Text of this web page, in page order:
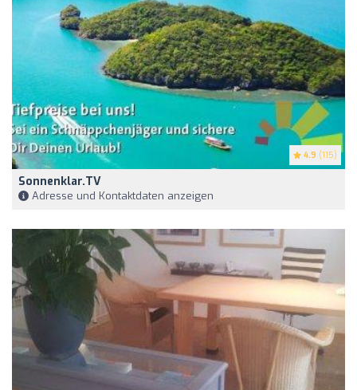
4.9 (115)
Sonnenklar.TV
Adresse und Kontaktdaten anzeigen